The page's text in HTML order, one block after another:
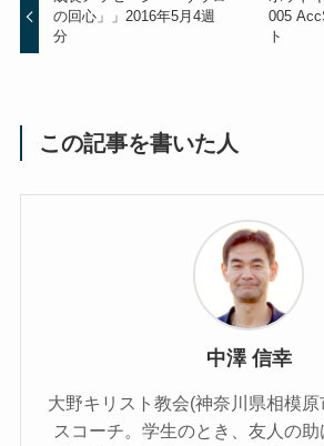
の回心」」2016年5月4週
分
005
ト
この記事を書いた人
中澤 信幸
大野キリスト教会(神奈川県相模
スコーチ。学生のとき、友人の